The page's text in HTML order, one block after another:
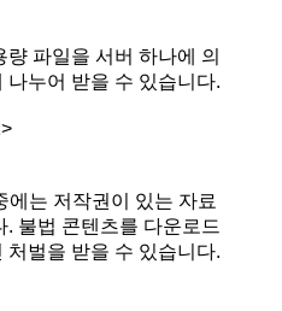
파일을 서버 하나에 의
누어 받을 수 있습니다.
에는 저작권이 있는 자료
불법 콘텐츠를 다운로드
벌을 받을 수 있습니다.